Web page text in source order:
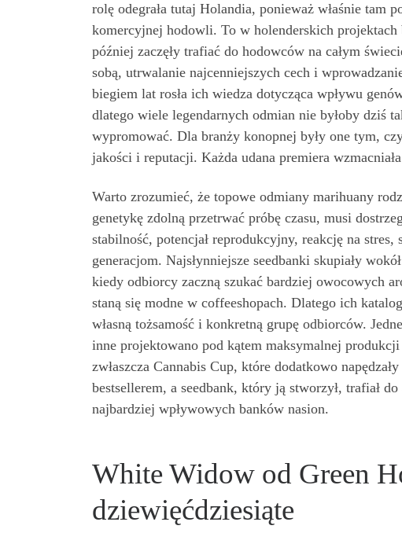
rolę odegrała tutaj Holandia, ponieważ właśnie tam
komercyjnej hodowli. To w holenderskich projektach
później zaczęły trafiać do hodowców na całym
sobą, utrwalanie najcenniejszych cech i
biegiem lat rosła ich wiedza dotycząca wpływu
dlatego wiele legendarnych odmian nie byłoby dziś
wypromować. Dla branży konopnej były one tym,
jakości i reputacji. Każda udana premiera
Warto zrozumieć, że topowe odmiany marihuany
genetykę zdolną przetrwać próbę czasu, musi
stabilność, potencjał reprodukcyjny, reakcję na
generacjom. Najsłynniejsze seedbanki skupiały
kiedy odbiorcy zaczną szukać bardziej owocowych
staną się modne w coffeeshopach. Dlatego ich
własną tożsamość i konkretną grupę odbiorców.
inne projektowano pod kątem maksymalnej
zwłaszcza Cannabis Cup, które dodatkowo
bestsellerem, a seedbank, który ją stworzył, trafiał
najbardziej wpływowych banków nasion.
White Widow od Green
dziewięćdziesiąte